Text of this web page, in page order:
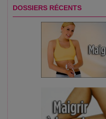
DOSSIERS RÉCENTS